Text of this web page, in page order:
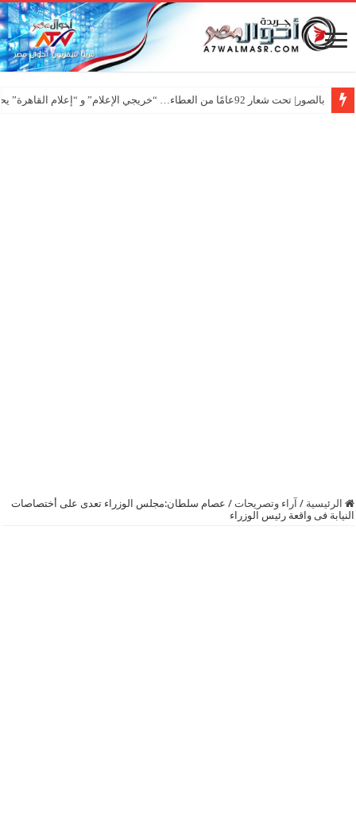
بالصور| تحت شعار 92عامًا من العطاء… “خريجي الإعلام” و “إعلام القاهرة” يحتفلان بـ”عيد الإعلاميين”
الرئيسية / آراء وتصريحات / عصام سلطان:مجلس الوزراء تعدى على أختصاصات
النيابة فى واقعة رئيس الوزراء